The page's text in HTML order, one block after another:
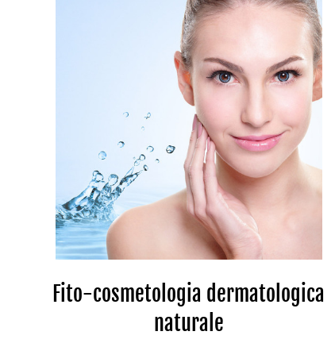
Fito-cosmetologia dermatologica
naturale